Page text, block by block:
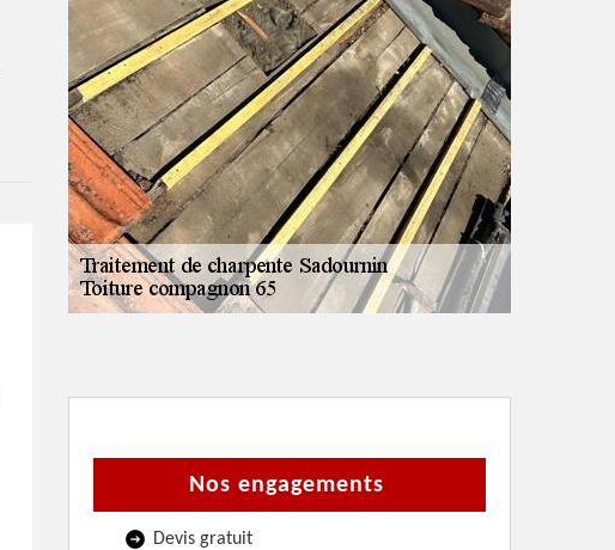
Nos engagements
Devis gratuit